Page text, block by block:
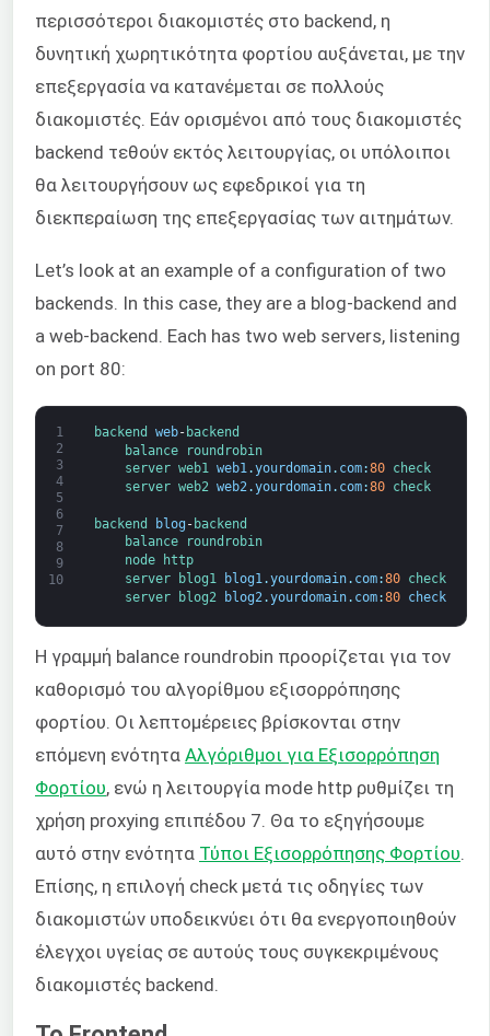
περισσότεροι διακομιστές στο backend, η
δυνητική χωρητικότητα φορτίου αυξάνεται, με την
επεξεργασία να κατανέμεται σε πολλούς
διακομιστές. Εάν ορισμένοι από τους διακομιστές
backend τεθούν εκτός λειτουργίας, οι υπόλοιποι
θα λειτουργήσουν ως εφεδρικοί για τη
διεκπεραίωση της επεξεργασίας των αιτημάτων.
Let’s look at an example of a configuration of two
backends. In this case, they are a blog-backend and
a web-backend. Each has two web servers, listening
on port 80:
1
2
3
4
5
6
7
8
9
10
backend web- backend
balance
roundrobin
server web1 web1.yourdomain. com:80
check
server web2 web2.yourdomain. com:80 check
backend blog - backend
balance
roundrobin
node
http
server
blog1 blog1.yourdomain. com:80
check
server
blog2 blog2.yourdomain. com:80 check
Η γραμμή balance roundrobin προορίζεται για τον
καθορισμό του αλγορίθμου εξισορρόπησης
φορτίου. Οι λεπτομέρειες βρίσκονται στην
επόμενη ενότητα Αλγόριθμοι για Εξισορρόπηση
Φορτίου, ενώ η λειτουργία mode http ρυθμίζει τη
χρήση proxying επιπέδου 7. Θα το εξηγήσουμε
αυτό στην ενότητα Τύποι Εξισορρόπησης Φορτίου
Επίσης, η επιλογή check μετά τις οδηγίες των
διακομιστών υποδεικνύει ότι θα ενεργοποιηθούν
έλεγχοι υγείας σε αυτούς τους συγκεκριμένους
διακομιστές backend.